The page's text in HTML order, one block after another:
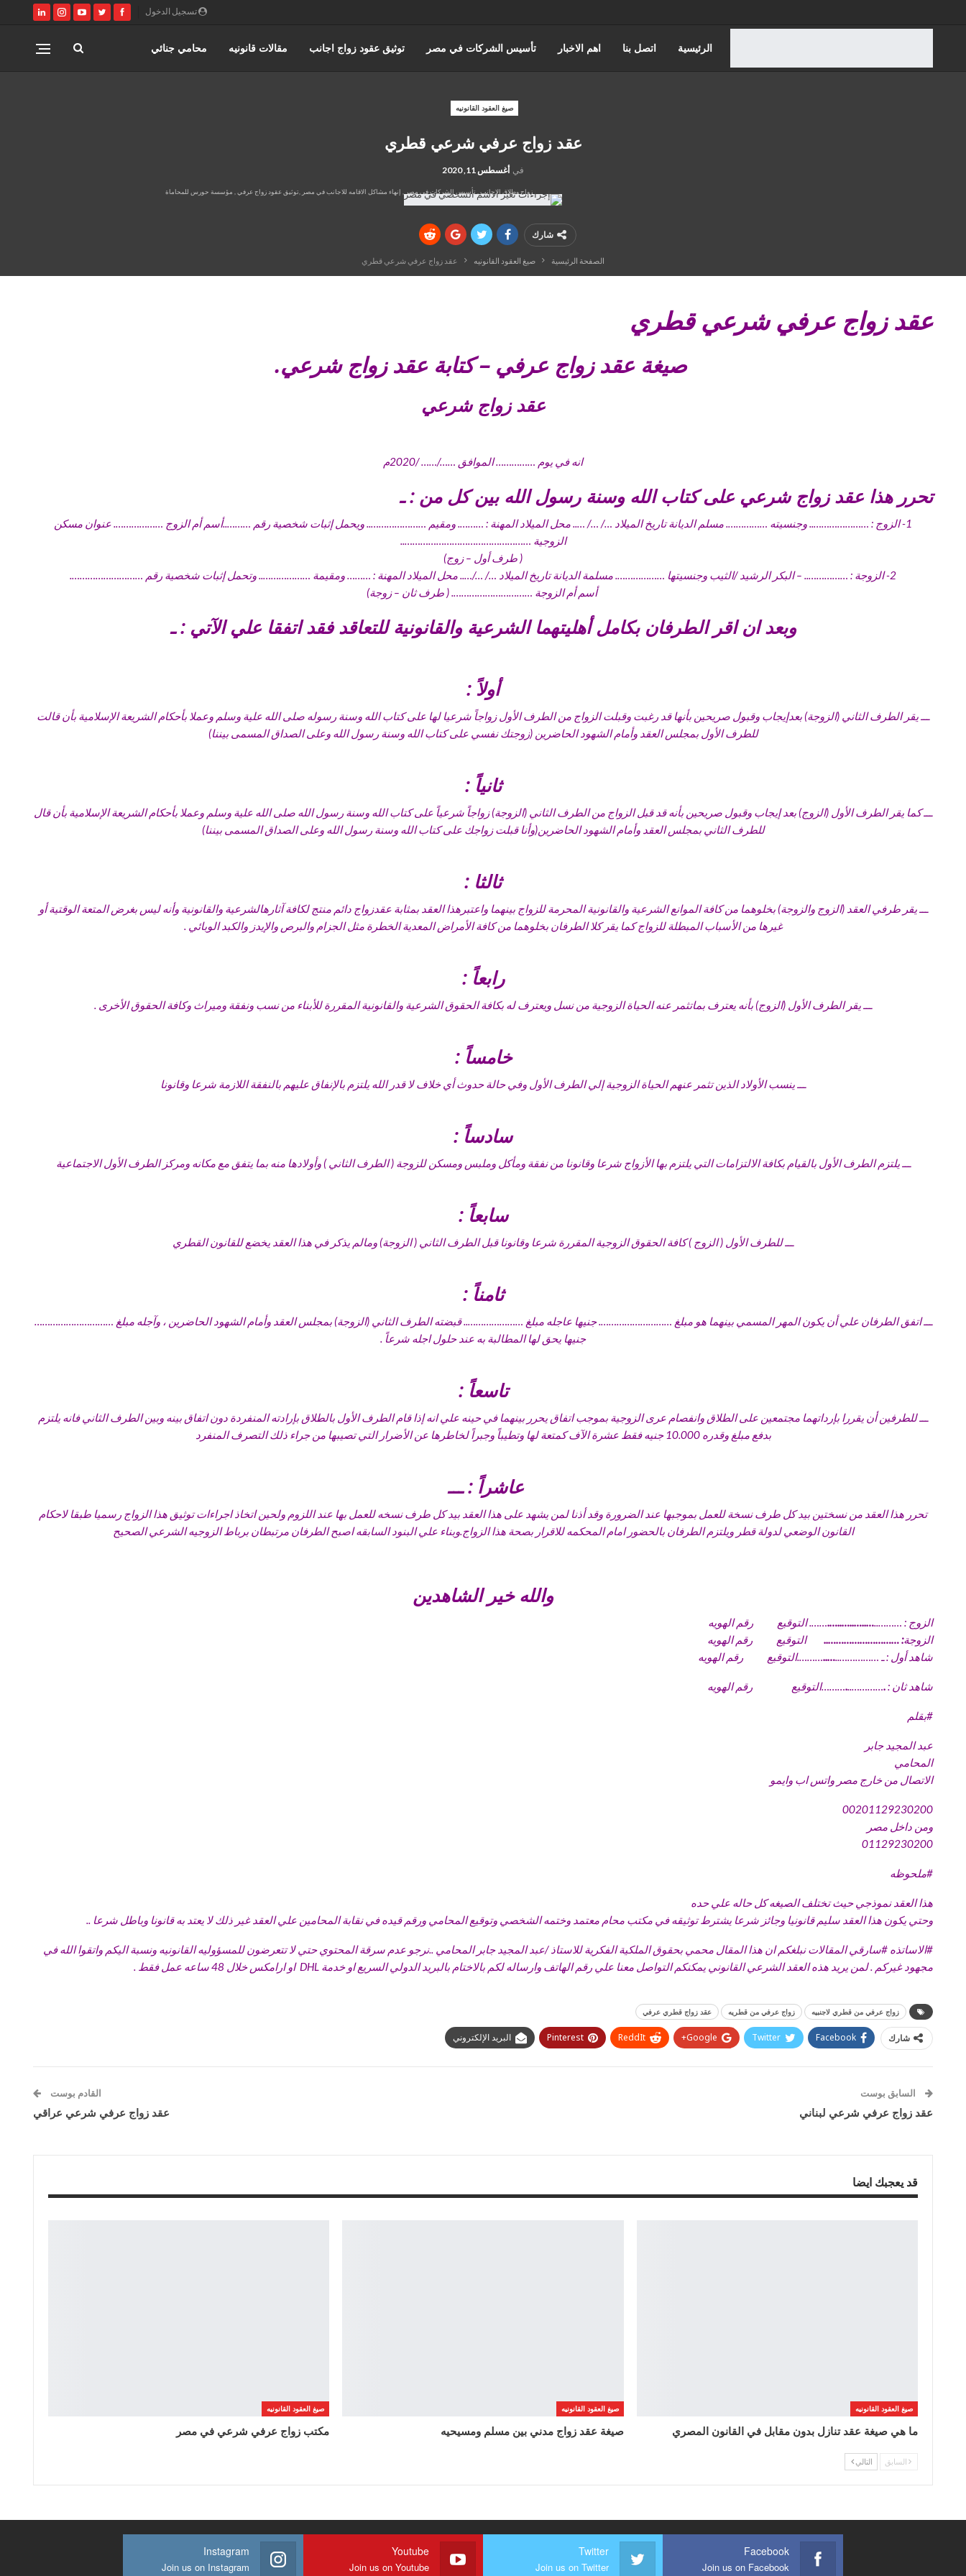
تسجيل الدخول
الرئيسية اتصل بنا اهم الاخبار تأسيس الشركات في مصر توثيق عقود زواج اجانب مقالات قانونيه محامي جنائي
قضايا مجلس الدوله والقضاء الاداري القانون المصري محامي مدني
صيغ العقود القانونيه
عقد زواج عرفي شرعي قطري
في أغسطس 11, 2020
زواج وطلاق الاجانب , تأسيس الشركات في مصر , إنهاء مشاكل الاقامه للاجانب في مصر ,توثيق عقود زواج عرفي , مؤسسة حورس للمحاماة
شارك
الصفحة الرئيسية صيغ العقود القانونيه عقد زواج عرفي شرعي قطري
عقد زواج عرفي شرعي قطري
صيغة عقد زواج عرفي – كتابة عقد زواج شرعي.
عقد زواج شرعي
انه في يوم …………… الموافق ……/…… /2020م
تحرر هذا عقد زواج شرعي على كتاب الله وسنة رسول الله بين كل من : ـ
1- الزوج : ………………….. وجنسيته ……………. مسلم الديانة تاريخ الميلاد …/ …/ ….. محل الميلاد المهنة : ………. ومقيم ………………….. ويحمل إثبات شخصية رقم ………..أسم أم الزوج ………………. عنوان مسكن
الزوجية …………………………………………..
( طرف أول – زوج)
2- الزوجة : …………….. – البكر الرشيد /الثيب وجنسيتها ………………. مسلمة الديانة تاريخ الميلاد …/ …/….. محل الميلاد المهنة : ……… ومقيمة ……………….. وتحمل إثبات شخصية رقم ……………………….
أسم أم الزوجة …………………………. ( طرف ثان – زوجة)
وبعد ان اقر الطرفان بكامل أهليتهما الشرعية والقانونية للتعاقد فقد اتفقا علي الآتي : ـ
أولاً :
ـــ يقر الطرف الثاني (الزوجة) بعدإيجاب وقبول صريحين بأنها قد رغبت وقبلت الزواج من الطرف الأول زواجاً شرعيا لها على كتاب الله وسنة رسوله صلى الله علية وسلم وعملا بأحكام الشريعة الإسلامية بأن قالت
للطرف الأول بمجلس العقد وأمام الشهود الحاضرين (زوجتك نفسي على كتاب الله وسنة رسول الله وعلى الصداق المسمى بيننا)
ثانياً :
ـــ كما يقر الطرف الأول (الزوج) بعد إيجاب وقبول صريحين بأنه قد قبل الزواج من الطرف الثاني (الزوجة) زواجاً شرعياً على كتاب الله وسنة رسول الله صلى الله علية وسلم وعملا بأحكام الشريعة الإسلامية بأن قال
للطرف الثاني بمجلس العقد وأمام الشهود الحاضرين(وأنا قبلت زواجك على كتاب الله وسنة رسول الله وعلى الصداق المسمى بيننا)
ثالثا :
ـــ يقر طرفي العقد (الزوج والزوجة) بخلوهما من كافة الموانع الشرعية والقانونية المحرمة للزواج بينهما واعتبرهذا العقد بمثابة عقدزواج دائم منتج لكافة آثارهالشرعية والقانونية وأنه ليس بغرض المتعة الوقتية أو
غيرها من الأسباب المبطلة للزواج كما يقر كلا الطرفان بخلوهما من كافة الأمراض المعدية الخطرة مثل الجزام والبرص والإيدز والكبد الوبائي .
رابعاً :
ـــ يقر الطرف الأول (الزوج) بأنه يعترف بماتثمر عنه الحياة الزوجية من نسل ويعترف له بكافة الحقوق الشرعية والقانونية المقررة للأبناء من نسب ونفقة وميراث وكافة الحقوق الأخرى .
خامساً :
ـــ ينسب الأولاد الذين تثمر عنهم الحياة الزوجية إلي الطرف الأول وفي حالة حدوث أي خلاف لا قدر الله يلتزم بالإنفاق عليهم بالنفقة اللازمة شرعا وقانونا
سادساً :
ـــ يلتزم الطرف الأول بالقيام بكافة الالتزامات التي يلتزم بها الأزواج شرعا وقانونا من نفقة ومأكل وملبس ومسكن للزوجة ( الطرف الثاني ) وأولادها منه بما يتفق مع مكانه ومركز الطرف الأول الاجتماعية
سابعاً :
ـــ للطرف الأول ( الزوج ) كافة الحقوق الزوجية المقررة شرعا وقانونا قبل الطرف الثاني ( الزوجة) ومالم يذكر في هذا العقد يخضع للقانون القطري
ثامناً :
ـــ اتفق الطرفان علي أن يكون المهر المسمي بينهما هو مبلغ ………………………. جنيها عاجله مبلغ ………………….. قبضته الطرف الثاني (الزوجة) بمجلس العقد وأمام الشهود الحاضرين ، وآجله مبلغ …………………………
جنيها يحق لها المطالبة به عند حلول اجله شرعاً .
تاسعاً :
ـــ للطرفين أن يقررا بإرداتهما مجتمعين على الطلاق وانفصام عرى الزوجية بموجب اتفاق يحرر بينهما في حينه علي انه إذا قام الطرف الأول بالطلاق بإرادته المنفردة دون اتفاق بينه وبين الطرف الثاني فانه يلتزم
بدفع مبلغ وقدره 10.000 جنيه فقط عشرة الآف كمتعة لها وتطيباً وجبراً لخاطرها عن الأضرار التي تصيبها من جراء ذلك التصرف المنفرد
عاشراً : ـــ
تحرر هذا العقد من نسختين بيد كل طرف نسخة للعمل بموجبها عند الضرورة وقد أذنا لمن يشهد على هذا العقد بيد كل طرف نسخه للعمل بها عند اللزوم ولحين اتخاذ اجراءات توثيق هذا الزواج رسميا طبقا لاحكام
القانون الوضعي لدولة قطر ويلتزم الطرفان بالحضور امام المحكمه للاقرار بصحة هذا الزواج.وبناء علي البنود السابقه اصبح الطرفان مرتبطان برباط الزوجيه الشرعي الصحيح
والله خير الشاهدين
الزوج : ………..…..
…..
…..
….……. التوقيع رقم الهويه
الزوجة: ………………………
.. التوقيع رقم الهويه
شاهد أول : ـ ……………..…..……….التوقيع رقم الهويه
شاهد ثان :.
…………..
.………التوقيع رقم الهويه
#بقلم
عبد المجيد جابر
المحامي
الاتصال من خارج مصر واتس اب وايمو
00201129230200
ومن داخل مصر
01129230200
#ملحوظه
هذا العقد نموذجي حيث تختلف الصيغه كل حاله علي حده
وحتي يكون هذا العقد سليم قانونيا وجائز شرعا يشترط توثيقه في مكتب محام معتمد وختمه الشخصي وتوقيع المحامي ورقم قيده في نقابة المحامين علي العقد غير ذلك لا يعتد به قانونا وباطل شرعا ..
#الاساتذه #سارقيالمقالات نبلغكم ان هذا المقال محمي بحقوق الملكية الفكرية للاستاذ /عبد المجيد جابر المحامي ..نرجو عدم سرقة المحتوي حتي لا تتعرضون للمسؤوليه القانونيه ونسبة اليكم واتقوا الله في
مجهود غيركم . لمن يريد هذه العقد الشرعي القانوني يمكنكم التواصل معنا علي رقم الهاتف وارساله لكم بالاختام بالبريد الدولي السريع او خدمة DHL او ارامكس خلال 48 ساعه عمل فقط .
زواج عرفي من قطري لاجنبيه زواج عرفي من قطريه عقد زواج قطري عرفي
شارك Facebook
Twitter
Google+
ReddIt
Pinterest البريد الإلكتروني
السابق بوست
عقد زواج عرفي شرعي لبناني
القادم بوست
عقد زواج عرفي شرعي عراقي
قد يعجبك ايضا
صيغ العقود القانونيه
ما هي صيغة عقد تنازل بدون مقابل في القانون المصري
صيغ العقود القانونيه
صيغة عقد زواج مدني بين مسلم ومسيحيه
صيغ العقود القانونيه
مكتب زواج عرفي شرعي في مصر
السابق التالي
Facebook
Join us on Facebook
Twitter
Join us on Twitter
Youtube
Join us on Youtube
Instagram
Join us on Instagram